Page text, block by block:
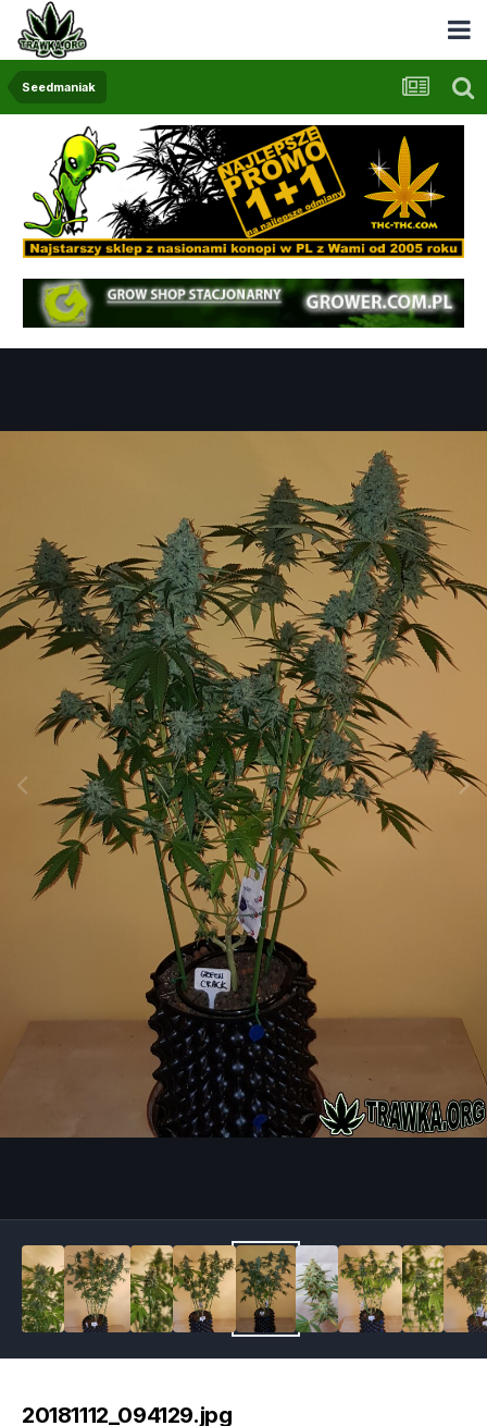
Seedmaniak
20181112_094129.jpg